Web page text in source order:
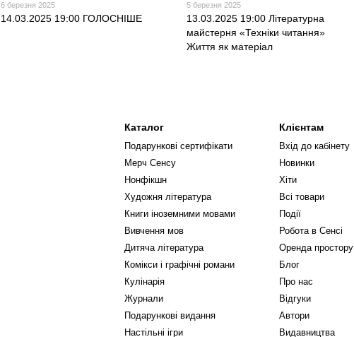
6 березня 2025
14.03.2025 19:00 ГОЛОСНІШЕ
5 березня 2025
13.03.2025 19:00 Літературна
майстерня «Техніки читання»
Життя як матеріал
Каталог
Подарункові сертифікати
Мерч Сенсу
Нонфікшн
Художня література
Книги іноземними мовами
Вивчення мов
Дитяча література
Комікси і графічні романи
Кулінарія
Журнали
Подарункові видання
Настільні ігри
Клієнтам
Вхід до кабінету
Новинки
Хіти
Всі товари
Події
Робота в Сенсі
Оренда простору
Блог
Про нас
Відгуки
Автори
Видавництва